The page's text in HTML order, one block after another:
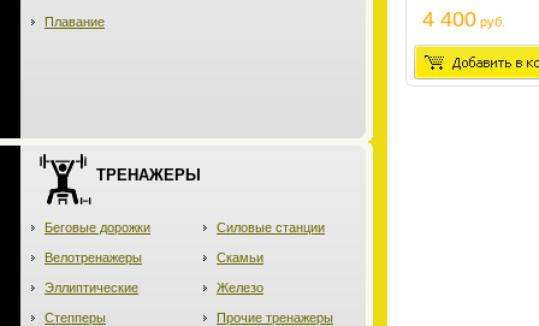
Плавание
ТРЕНАЖЕРЫ
Беговые дорожки
Велотренажеры
Эллиптические
Степперы
Силовые станции
Скамьи
Железо
Прочие тренажеры
4 400 руб.